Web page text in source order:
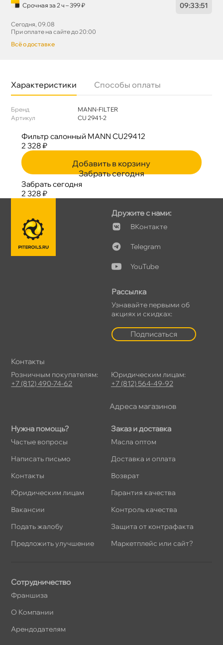
Срочная за 2 ч – 399 ₽ 09:33:51
Сегодня, 09.08
При оплате на сайте до 20:00
сё о доставке
Характеристики Способы оплаты
Бренд
MANN-FILTER
Артикул
CU 2941-2
Фильтр салонный MANN CU29412
2 328 ₽
Добавить в корзину
Забрать сегодня
Забрать сегодня
2 328 ₽
Нужна помощь?
Частые вопросы
Написать письмо
Контакты
Юридическим лицам
акансии
Подать жалобу
Предложить улучшение
Заказ и доставка
Масла оптом
Доставка и оплата
озврат
Гарантия качества
Контроль качества
Защита от контрафакта
Маркетплейс или сайт?
Дружите с нами:
Контакте
Telegram
YouTube
Рассылка
Узнавайте первыми о
акциях и скидках:
Подписаться
Сотрудничество
Франшиза
О Компании
Арендодателям
Контакты
Розничным покупателям:
+7 (812) 490-74-62
Юридическим лицам:
+7 (812) 564-49-92
Адреса магазино